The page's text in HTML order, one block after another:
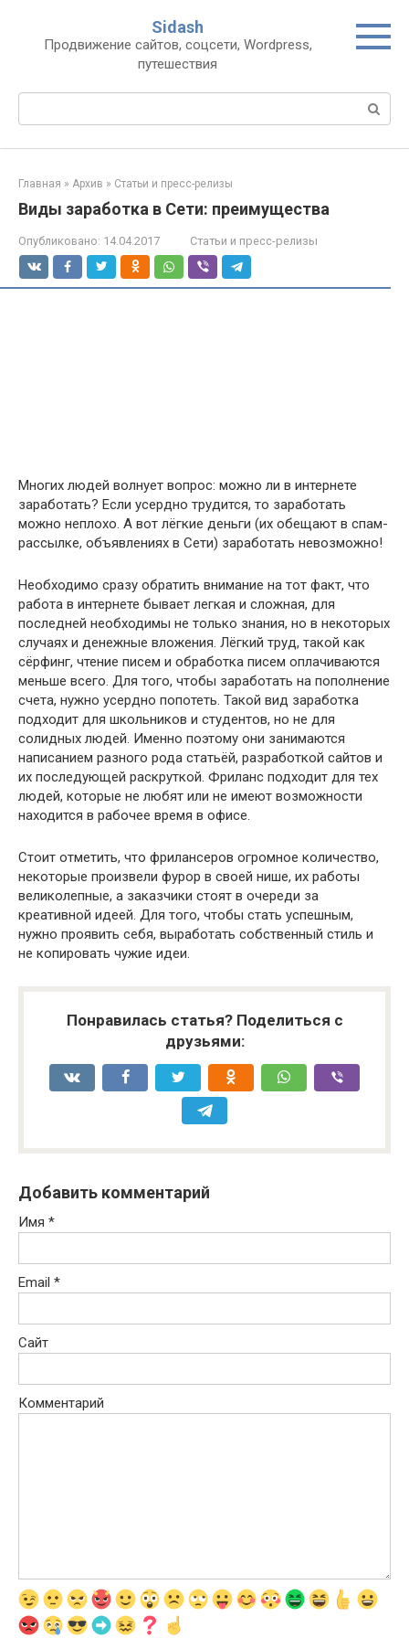
контенту
Sidash
Продвижение сайтов, соцсети, Wordpress,
путешествия
Главная » Архив » Статьи и пресс-релизы
Виды заработка в Сети: преимущества
Опубликовано: 14.04.2017 Статьи и пресс-релизы
Многих людей волнует вопрос: можно ли в интернете
заработать? Если усердно трудится, то заработать
можно неплохо. А вот лёгкие деньги (их обещают в спам-
рассылке, объявлениях в Сети) заработать невозможно!
Необходимо сразу обратить внимание на тот факт, что
работа в интернете бывает легкая и сложная, для
последней необходимы не только знания, но в некоторых
случаях и денежные вложения. Лёгкий труд, такой как
сёрфинг, чтение писем и обработка писем оплачиваются
меньше всего. Для того, чтобы заработать на пополнение
счета, нужно усердно попотеть. Такой вид заработка
подходит для школьников и студентов, но не для
солидных людей. Именно поэтому они занимаются
написанием разного рода статьёй, разработкой сайтов и
их последующей раскруткой. Фриланс подходит для тех
людей, которые не любят или не имеют возможности
находится в рабочее время в офисе.
Стоит отметить, что фрилансеров огромное количество,
некоторые произвели фурор в своей нише, их работы
великолепные, а заказчики стоят в очереди за
креативной идеей. Для того, чтобы стать успешным,
нужно проявить себя, выработать собственный стиль и
не копировать чужие идеи.
Понравилась статья? Поделиться с
друзьями:
Добавить комментарий
Имя *
Email *
Сайт
Комментарий